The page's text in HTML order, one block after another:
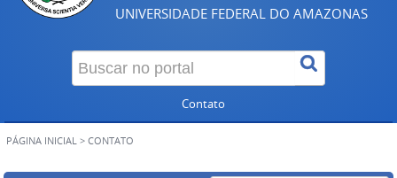
Legislação
Canais
UNIVERSIDADE FEDERAL DO AMAZONAS
Contato
PÁGINA INICIAL > CONTATO